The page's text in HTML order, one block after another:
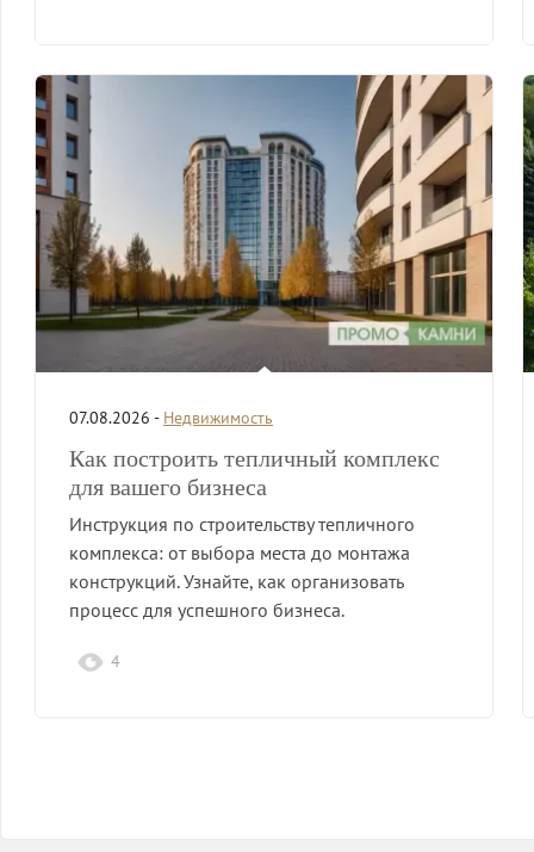
07.08.2026 - Недвижимость
Как построить тепличный комплекс
для вашего бизнеса
Инструкция по строительству тепличного
комплекса: от выбора места до монтажа
конструкций. Узнайте, как организовать
процесс для успешного бизнеса.
4